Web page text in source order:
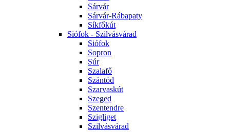
Sárvár
Sárvár-Rábapaty
Síkfőkút
Siófok - Szilvásvárad
Siófok
Sopron
Súr
Szalafő
Szántód
Szarvaskút
Szeged
Szentendre
Szigliget
Szilvásvárad